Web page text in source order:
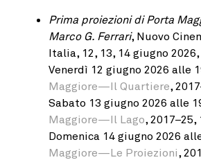
Prima proiezioni di Porta
Marco G. Ferrari, Nuovo
Italia, 12, 13, 14 giugno
Venerdì 12 giugno 2026 alle
Maggiore—Il Quartiere,
Sabato 13 giugno 2026 alle
Maggiore—Il Lago, 2017–25,
Domenica 14 giugno 2026
Maggiore—Le Proiezioni,